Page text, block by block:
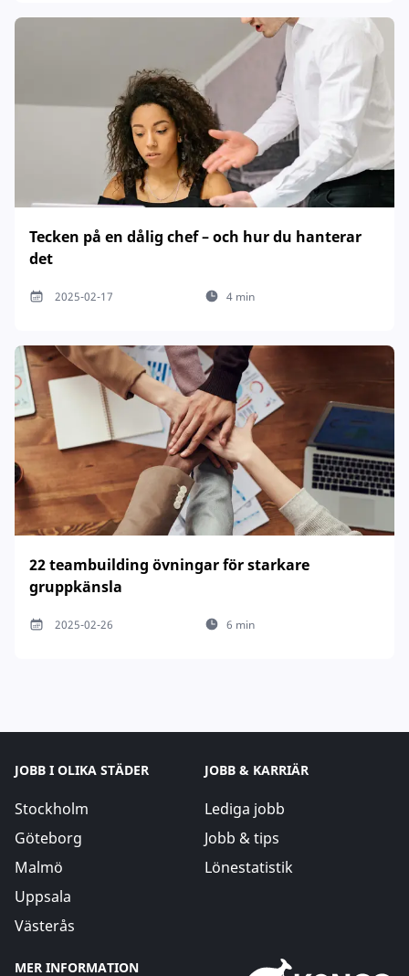
Tecken på en dålig chef – och hur du hanterar
det
2025-02-17 4 min
22 teambuilding övningar för starkare
gruppkänsla
2025-02-26 6 min
JOBB I OLIKA STÄDER
Stockholm
Göteborg
Malmö
Uppsala
Västerås
JOBB & KARRIÄR
Lediga jobb
Jobb & tips
Lönestatistik
MER INFORMATION